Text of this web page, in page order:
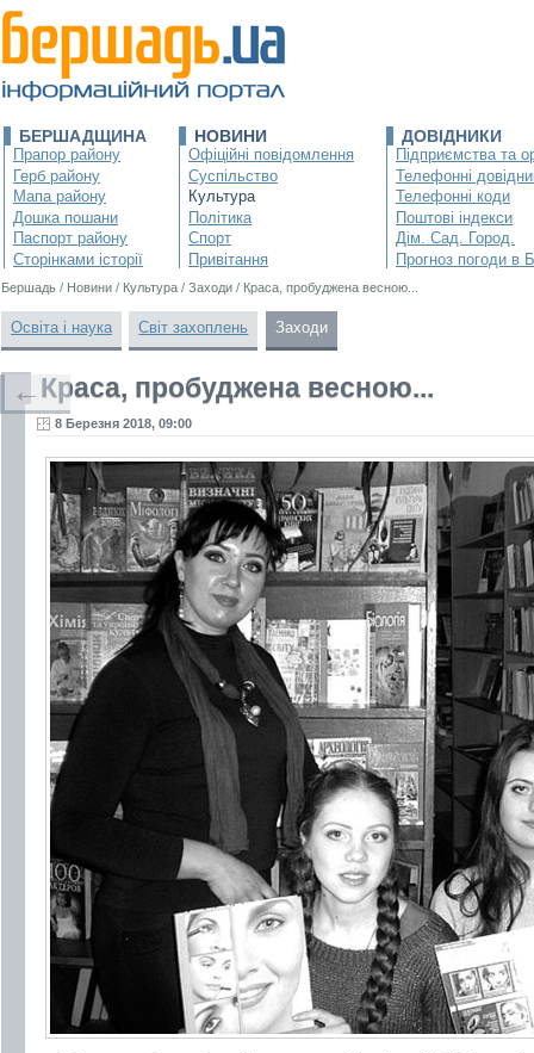
БЕРШАДЩИНА
Прапор району
Герб району
Мапа району
Дошка пошани
Паспорт району
Сторінками історії
НОВИНИ
Офіційні повідомлення
Суспільство
Культура
Політика
Спорт
Привітання
ДОВІДНИКИ
Підприємства та
Телефонні
Телефонні коди
Поштові індекси
Дім. Сад. Город.
Прогноз погоди в
Бершадь / Новини / Культура / Заходи / Краса, пробуджена весною...
Освіта і наука Світ захоплень Заходи
Краса, пробуджена весною...
8 Березня 2018, 09:00
←